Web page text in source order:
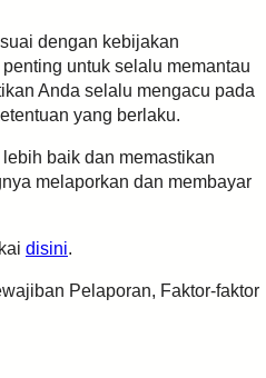
dengan kebijakan
untuk selalu memantau
Anda selalu mengacu pada
yang berlaku.
baik dan memastikan
melaporkan dan membayar
disini.
Pelaporan, Faktor-faktor